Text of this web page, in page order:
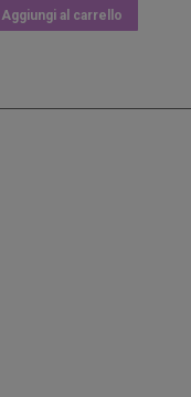
essere
Aggiungi al carrello